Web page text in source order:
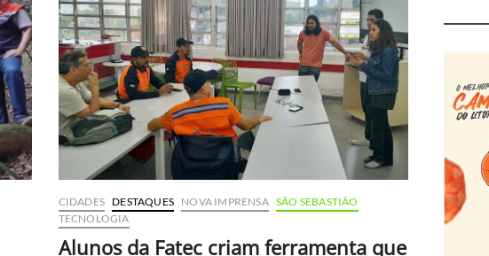
CIDADES DESTAQUES NOVA IMPRENSA SÃO SEBASTIÃO
TECNOLOGIA
Alunos da Fatec criam ferramenta que